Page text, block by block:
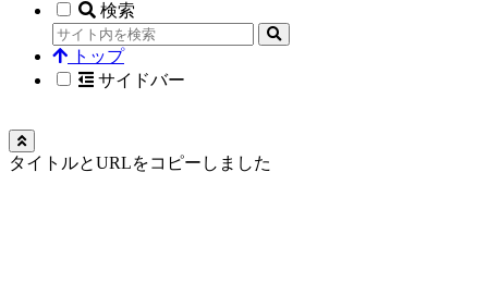
検索
トップ
サイドバー
タイトルとURLをコピーしました